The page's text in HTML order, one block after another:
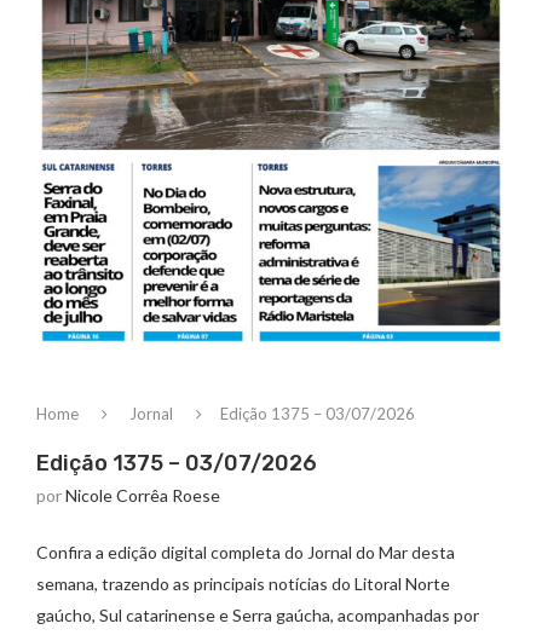
Home Jornal Edição 1375 – 03/07/2026
Edição 1375 – 03/07/2026
porNicole Corrêa Roese
Confira a edição digital completa do Jornal do Mar desta
semana, trazendo as principais notícias do Litoral Norte
gaúcho, Sul catarinense e Serra gaúcha, acompanhadas por